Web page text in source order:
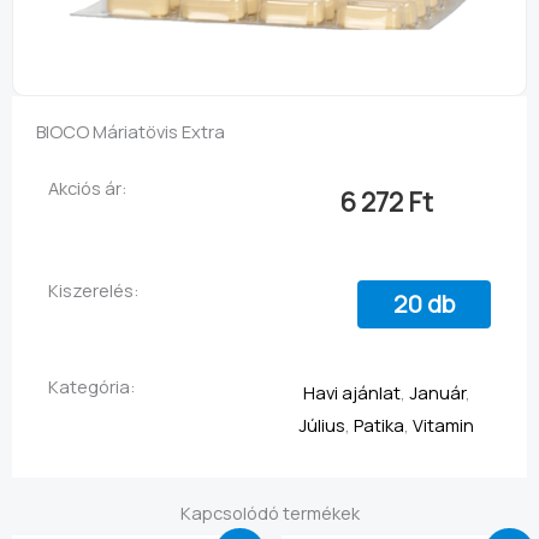
BIOCO Máriatövis Extra
Akciós ár: 6 272 Ft
Kiszerelés: 20 db
Kategória: Havi ajánlat, Január,
Július Patika Vitamin
Kapcsolódó termékek